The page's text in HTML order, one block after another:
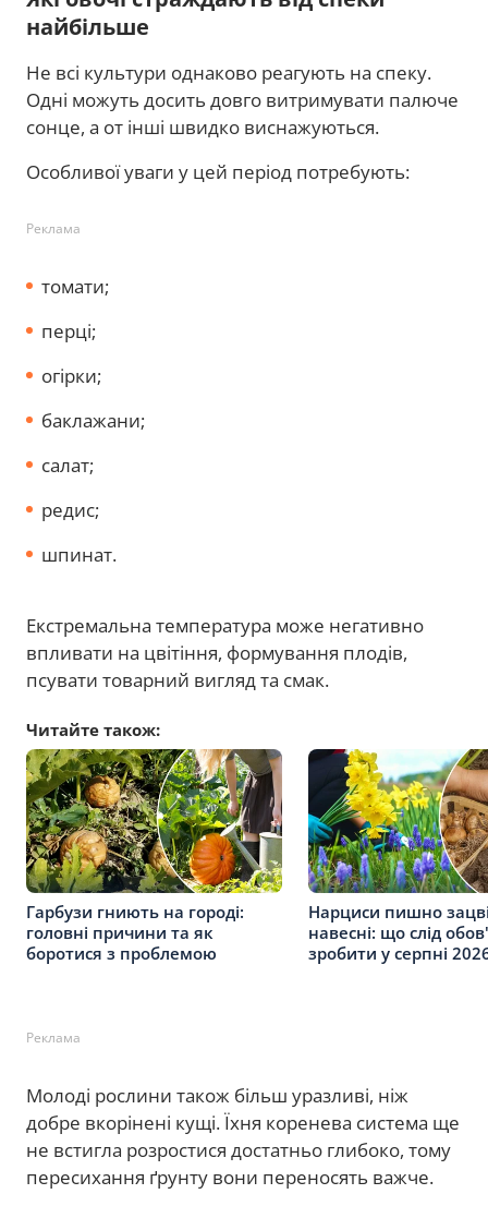
найбільше
Не всі культури однаково реагують на спеку.
Одні можуть досить довго витримувати палюче
сонце, а от інші швидко виснажуються.
Особливої уваги у цей період потребують:
Реклама
томати;
перці;
огірки;
баклажани;
салат;
редис;
шпинат.
Екстремальна температура може негативно
впливати на цвітіння, формування плодів,
псувати товарний вигляд та смак.
Читайте також:
Гарбузи гниють на городі:
головні причини та як
боротися з проблемою
Нарциси пишно
навесні: що слід
зробити у серпні
Реклама
Молоді рослини також більш уразливі, ніж
добре вкорінені кущі. Їхня коренева система ще
не встигла розростися достатньо глибоко, тому
пересихання ґрунту вони переносять важче.